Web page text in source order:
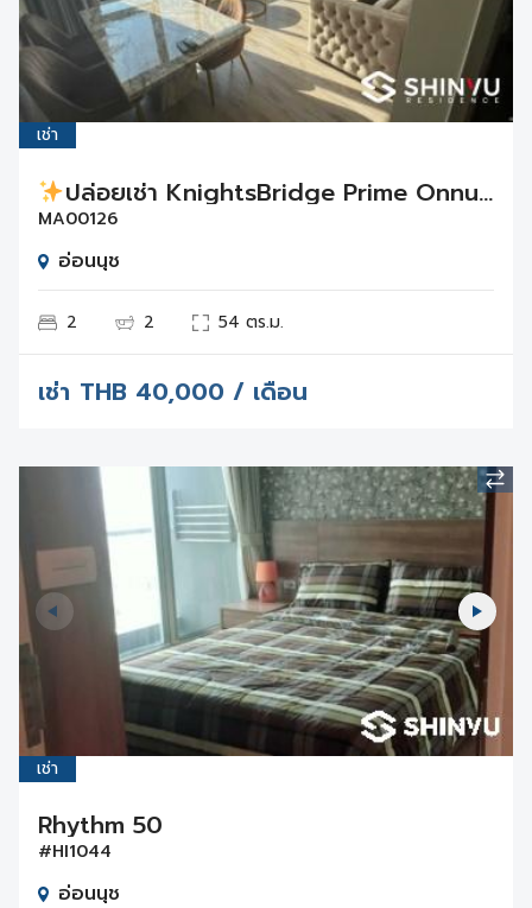
เช่า
ปล่อยเช่า KnightsBridge Prime Onnut
MA00126
อ่อนนุช
2 2 54 ตร.ม.
เช่า THB 40,000 / เดือน
เช่า
Rhythm 50
#HI1044
อ่อนนุช